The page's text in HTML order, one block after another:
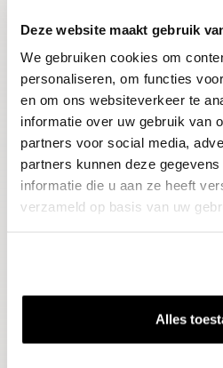
Deze website maakt gebruik
We gebruiken cookies om
personaliseren, om functies
en om ons websiteverkeer te
informatie over uw gebruik van
partners voor social media,
partners kunnen deze
informatie die u aan ze heeft
verzameld op basis van uw
Alles
Blijf op de hoogte
Ontvang het laatste
evenementen
E-mailadres